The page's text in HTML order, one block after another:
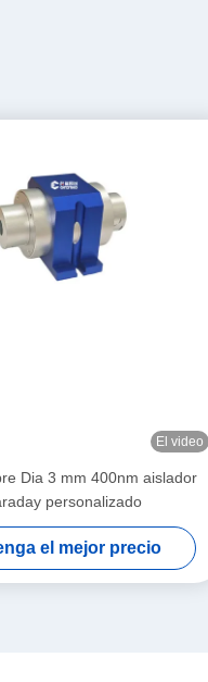
El video
Dia 3 mm 400nm aislador
personalizado
el mejor precio